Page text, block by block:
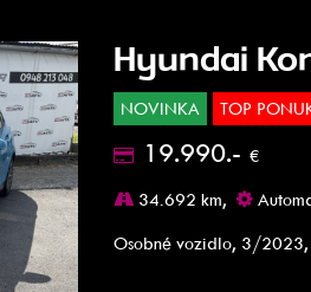
Hyundai
NOVINKA TOP
19.990.- €
34.692 km,
Osobné vozidlo, 3/2023,